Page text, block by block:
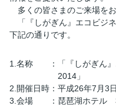
多くの皆さまのご来場を
「『しがぎん』エコビジ
下記の通りです。
1.名称
：
「『しがぎん
2014」
2.開催日時 ： 平成26年7月3
3.会場
： 琵琶湖ホテル